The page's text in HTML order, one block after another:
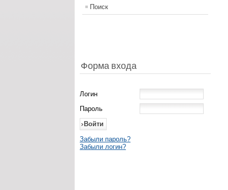
Поиск
Форма входа
Логин
Пароль
Забыли пароль?
Забыли логин?